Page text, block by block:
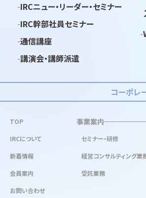
IRCニュー・リーダー・セミナー
IRC幹部社員セミナー
通信講座
講演会・講師派遣
コーポレ
TOP
IRCについて
新着情報
会員案内
お問い合わせ
事業案内
セミナー・研修
経営コンサルティング業
受託業務